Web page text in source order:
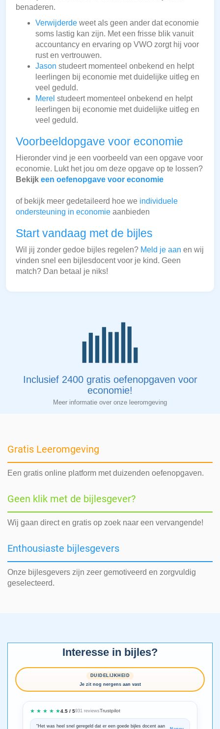
benaderen.
Verwijderde weet als geen ander dat economie
soms lastig kan zijn. Met een frisse blik vanuit
accountancy en ervaring op VWO zorgt hij voor
rust en vertrouwen.
Jason studeert momenteel onbekend en helpt
leerlingen bij economie met duidelijke uitleg en
veel geduld.
Merel studeert momenteel onbekend en helpt
leerlingen bij economie met duidelijke uitleg en
veel geduld.
Voorbeeldopgave voor economie
Hieronder vind je een voorbeeld van een opgave voor
economie. Lukt het jou om deze opgave op te lossen?
Bekijk een oefenopgave voor economie
of bekijk meer gedetaileerd hoe we individuele
ondersteuning in economie aanbieden
Start vandaag met de bijles
Wil jij zonder gedoe bijles regelen? Meld je aan en wij
vinden snel een bijlesdocent voor je kind. Geen
match? Dan betaal je niks!
Inclusief 2400 gratis oefenopgaven voor
economie!
Meer informatie over onze leeromgeving
Gratis Leeromgeving
Een gratis online platform met duizenden oefenopgaven.
Geen klik met de bijlesgever?
Wij gaan direct en gratis op zoek naar een vervangende!
Enthousiaste bijlesgevers
Onze bijlesgevers zijn zeer gemotiveerd en zorgvuldig
geselecteerd.
Interesse in bijles?
DUIDELIJKHEID
Je zit nog nergens aan vast
★ ★ ★ ★ ★4.5 / 5931 reviewsTrustpilot
“Het was heel snel geregeld dat er een goede bijles docent aan